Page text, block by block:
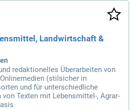
Landwirtschaft &
redaktionelles Überarbeiten von
(stilsicher in
und für unterschiedliche
Texten mit Lebensmittel-, Agrar-